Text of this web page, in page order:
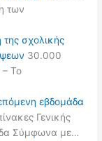
των
σχολικής
30.000
– Το
εβδομάδα
Γενικής
Σύμφωνα με…